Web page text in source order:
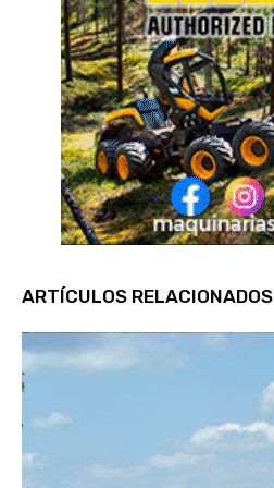
ARTÍCULOS RELACIONADOS